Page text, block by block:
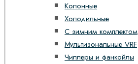
Колонные
Холодильные
С зимним комплектом
Мультизональные VRF
Чиллеры и фанкойлы